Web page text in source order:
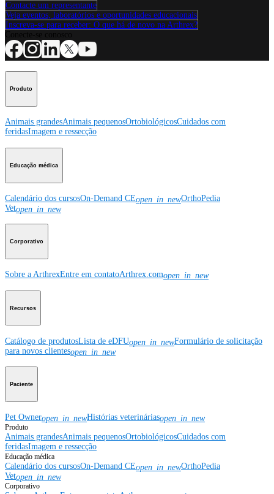
Contacte um representante
Veja eventos, laboratórios e oportunidades educacionais
Inscreva-se para receber: O que há de novo na Arthrex?
Produto
Animais grandesAnimais pequenosOrtobiológicosCuidados com
feridasImagem e ressecção
Educação médica
Calendário dos cursosOn-Demand CEopen_in_newOrthoPedia
Vetopen_in_new
Corporativo
Sobre a ArthrexEntre em contatoArthrex.comopen_in_new
Recursos
Catálogo de produtosLista de eDFUopen_in_newFormulário de solicitação
para novos clientesopen_in_new
Paciente
Pet Owneropen_in_newHistórias veterináriasopen_in_new
Produto
Animais grandesAnimais pequenosOrtobiológicosCuidados com
feridasImagem e ressecção
Educação médica
Calendário dos cursosOn-Demand CEopen_in_newOrthoPedia
Vetopen_in_new
Corporativo